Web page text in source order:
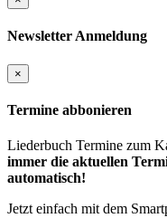
Newsletter Anmeldung
×
Termine abbonieren
Liederbuch Termine zum
immer die aktuellen
automatisch!
Jetzt einfach mit dem